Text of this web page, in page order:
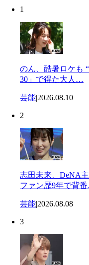
1
のん、酷暑ロケも
30」で得た大人…
芸能|2026.08.10
2
志田未来、DeNA
ファン歴9年で背
芸能|2026.08.08
3